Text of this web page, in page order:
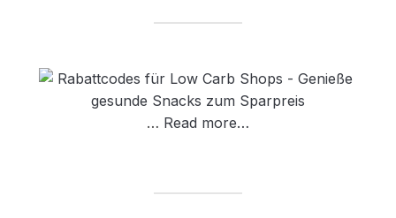
… Read more…